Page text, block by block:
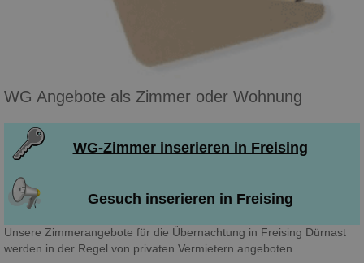
WG Angebote als Zimmer oder Wohnung
WG-Zimmer inserieren in Freising
Gesuch inserieren in Freising
Unsere Zimmerangebote für die Übernachtung in Freising Dürnast
werden in der Regel von privaten Vermietern angeboten.